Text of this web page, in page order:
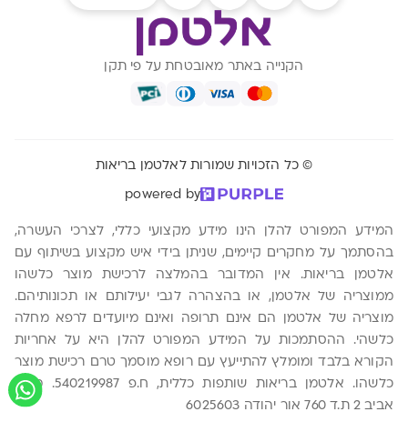
הקנייה באתר מאובטחת על פי תקן
© כל הזכויות שמורות לאלטמן בריאות
powered by
המידע המפורט להלן הינו מידע מקצועי כללי, לצרכי העשרה,
בהסתמך על מחקרים קיימים, שניתן בידי איש מקצוע בשיתוף עם
אלטמן בריאות. אין המדובר בהמלצה לרכישת מוצר כלשהו
ממוצריה של אלטמן, או בהצהרה לגבי יעילותם או תכונותיהם.
מוצריה של אלטמן הם אינם תרופה ואינם מיועדים לרפא מחלה
כלשהי. ההסתמכות על המידע המפורט להלן היא על אחריות
הקורא בלבד ומומלץ להתייעץ עם רופא מוסמך טרם רכישת מוצר
כלשהו. אלטמן בריאות שותפות כללית, ח.פ 540219987. משה
אביב 2 ת.ד 760 אור יהודה 6025603